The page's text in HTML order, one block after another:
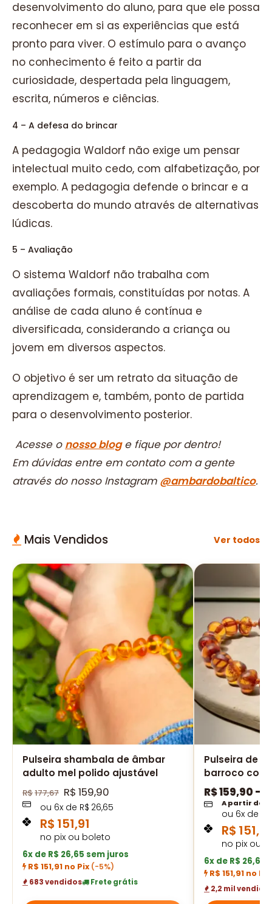
desenvolvimento do aluno, para que ele possa
reconhecer em si as experiências que está
pronto para viver. O estímulo para o avanço
no conhecimento é feito a partir da
curiosidade, despertada pela linguagem,
escrita, números e ciências.
4 – A defesa do brincar
A pedagogia Waldorf não exige um pensar
intelectual muito cedo, com alfabetização, por
exemplo. A pedagogia defende o brincar e a
descoberta do mundo através de alternativas
lúdicas.
5 – Avaliação
O sistema Waldorf não trabalha com
avaliações formais, constituídas por notas. A
análise de cada aluno é contínua e
diversificada, considerando a criança ou
jovem em diversos aspectos.
O objetivo é ser um retrato da situação de
aprendizagem e, também, ponto de partida
para o desenvolvimento posterior.
Acesse o nosso bloge fique por dentro!
Em dúvidas entre em contato com a gente
através do nosso Instagram @ambardobaltico.
Mais Vendidos Ver todos
Pulseira shambala de âmbar
adulto mel polido ajustável
R$177,67 R$ 159,90
ou 6x de R$ 26,65
R$ 151,91
no pix ou boleto
6x de R$ 26,65 sem juros
R$ 151,91 no Pix (-5%)
683 vendidos Frete grátis
Pulseira de
barroco
R$159,90 –
A partir de
ou 6x de
R$ 151,91
no pix ou
6x de R$ 26,65
R$ 151,91 no Pix
2,2 mil